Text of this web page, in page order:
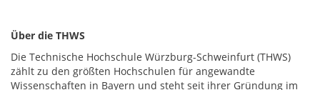
Über die THWS
Die Technische Hochschule Würzburg-Schweinfurt (THWS)
zählt zu den größten Hochschulen für angewandte
Wissenschaften in Bayern und steht seit ihrer Gründung im